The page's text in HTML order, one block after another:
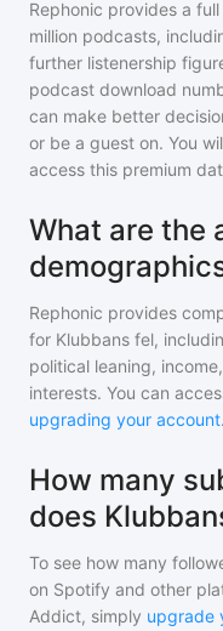
Rephonic provides a
million podcasts,
further listenership
podcast download
can make better
or be a guest on. You
access this premium
What are the
Rephonic provides
for Klubbans fel,
political leaning,
interests. You can
upgrading your account.
How many
does
To see how many
on Spotify and other
Addict, simply upgrade